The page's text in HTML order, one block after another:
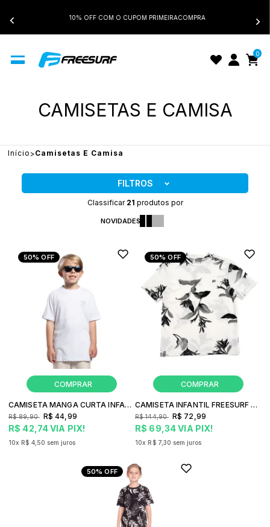
10% OFF COM O CUPOM PRIMEIRACOMPRA
0
CAMISETAS E CAMISA
Início Camisetas E Camisa
Classificar 21 produtos por
NOVIDADES
FILTROS
50%OFF
CAMISETA MANGA CURTA INFANTIL FREESURF WAVE
R$ 42,74VIA PIX!
R$ 89,90 R$ 44,99
10x R$ 4,50 sem juros
50%OFF
CAMISETA INFANTIL FREESURF GREY FLOWER
R$ 69,34VIA PIX!
R$ 144,90 R$ 72,99
10x R$ 7,30 sem juros
50%OFF